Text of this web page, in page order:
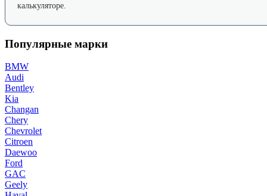
калькуляторе.
Популярные марки
BMW
Audi
Bentley
Kia
Changan
Chery
Chevrolet
Citroen
Daewoo
Ford
GAC
Geely